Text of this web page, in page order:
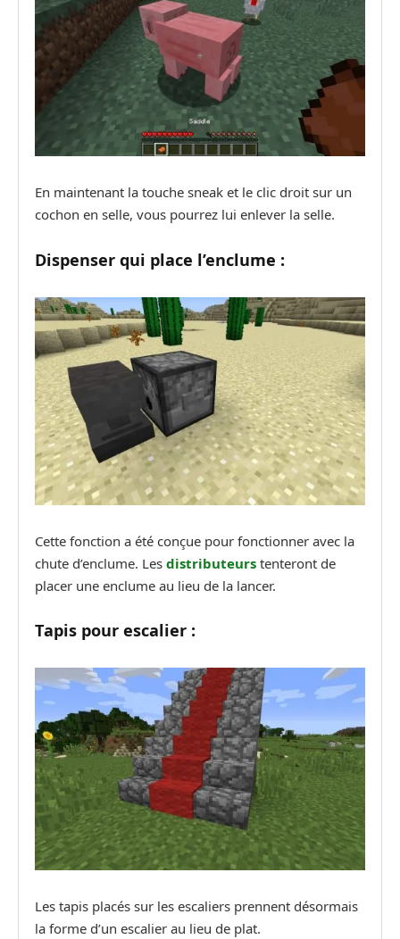
En maintenant la touche sneak et le clic droit sur un
cochon en selle, vous pourrez lui enlever la selle.
Dispenser qui place l’enclume :
Cette fonction a été conçue pour fonctionner avec la
chute d’enclume. Les distributeurs tenteront de
placer une enclume au lieu de la lancer.
Tapis pour escalier :
Les tapis placés sur les escaliers prennent désormais
la forme d’un escalier au lieu de plat.